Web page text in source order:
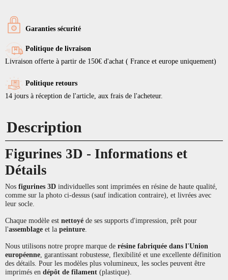
Garanties sécurité
Politique de livraison
Livraison offerte à partir de 150€ d'achat ( France et europe uniquement)
Politique retours
14 jours à réception de l'article, aux frais de l'acheteur.
Description
Figurines 3D - Informations et
Détails
Nos figurines 3D individuelles sont imprimées en résine de haute qualité,
comme sur la photo ci-dessus (sauf indication contraire), et livrées avec
leur socle.
Chaque modèle est nettoyé de ses supports d'impression, prêt pour
l'assemblage et la peinture
Nous utilisons notre propre marque de résine fabriquée dans l'Union
européenne , garantissant robustesse, flexibilité et une excellente définition
des détails. Pour les modèles plus volumineux, les socles peuvent être
imprimés en dépôt de filament (plastique).